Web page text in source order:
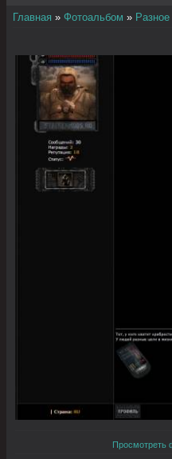
Главная » Фотоальбом » Разное
Просмотреть